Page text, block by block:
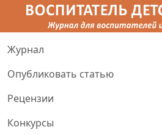
Журнал
Опубликовать статью
Рецензии
Конкурсы